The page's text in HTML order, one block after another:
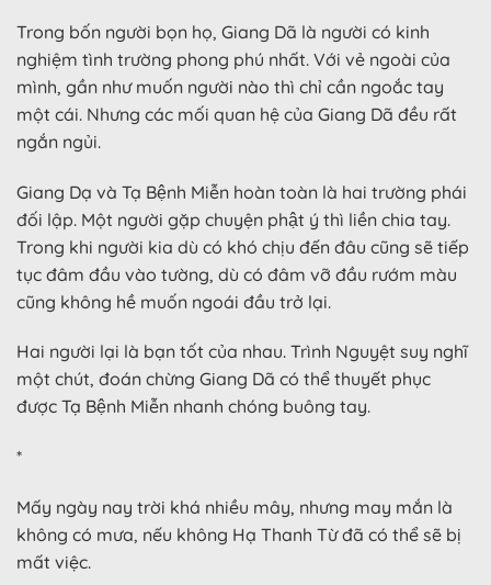
Trong bốn người bọn họ, Giang Dã là người có kinh
nghiệm tình trường phong phú nhất. Với vẻ ngoài của
mình, gần như muốn người nào thì chỉ cần ngoắc tay
một cái. Nhưng các mối quan hệ của Giang Dã đều rất
ngắn ngủi.
Giang Dạ và Tạ Bệnh Miễn hoàn toàn là hai trường phái
đối lập. Một người gặp chuyện phật ý thì liền chia tay.
Trong khi người kia dù có khó chịu đến đâu cũng sẽ tiếp
tục đâm đầu vào tường, dù có đâm vỡ đầu rướm màu
cũng không hề muốn ngoái đầu trở lại.
Hai người lại là bạn tốt của nhau. Trình Nguyệt suy nghĩ
một chút, đoán chừng Giang Dã có thể thuyết phục
được Tạ Bệnh Miễn nhanh chóng buông tay.
*
Mấy ngày nay trời khá nhiều mây, nhưng may mắn là
không có mưa, nếu không Hạ Thanh Từ đã có thể sẽ bị
mất việc.